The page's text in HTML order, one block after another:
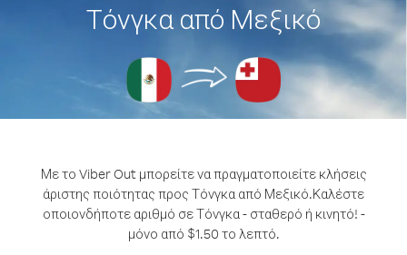
Τόνγκα από Μεξικό
Με το Viber Out μπορείτε να πραγματοποιείτε κλήσεις
άριστης ποιότητας προς Τόνγκα από Μεξικό.Καλέστε
οποιονδήποτε αριθμό σε Τόνγκα - σταθερό ή κινητό! -
μόνο από $1.50 το λεπτό.